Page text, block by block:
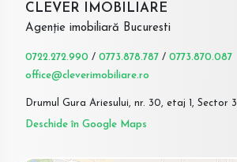
CLEVER IMOBILIARE
Agenție imobiliară Bucuresti
0722.272.990 / 0773.878.787 / 0773.870.087
office@cleverimobiliare.ro
Drumul Gura Ariesului, nr. 30, etaj 1, Sector 3
Deschide în Google Maps